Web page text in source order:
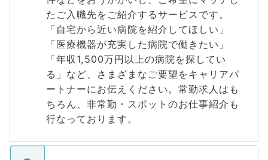
たご入職先をご紹介するサービスです。
「自宅から近い病院を紹介してほしい」
「医療機器が充実した病院で働きたい」
「年収1,500万円以上の病院を探してい
る」など、さまざまなご要望をキャリアパ
ートナーにお伝えください。常勤求人はも
ちろん、非常勤・スポットのお仕事紹介も
行なっております。